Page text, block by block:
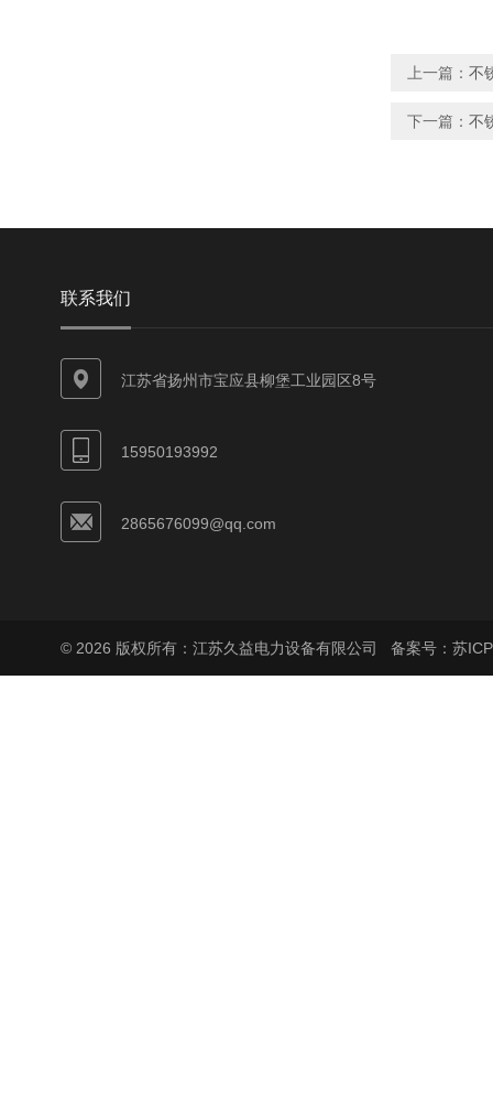
上一篇： 不
下一篇： 不
联系我们
江苏省扬州市宝应县柳堡工业园区8号
15950193992
2865676099@qq.com
© 2026 版权所有：江苏久益电力设备有限公司 备案号：苏